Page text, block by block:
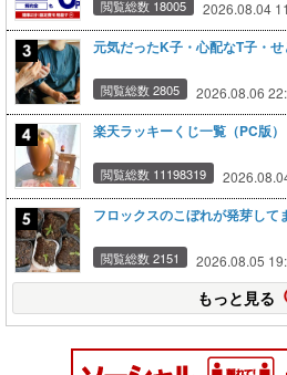
閲覧総数 18005 2026.08.04
元気だったK子・心配なT子・
閲覧総数 2805 2026.08.06
楽天ラッキーくじ一覧（PC版）
閲覧総数 11198319
フロックスのこぼれが発芽して
閲覧総数 2151 2026.08.05
もっと見る